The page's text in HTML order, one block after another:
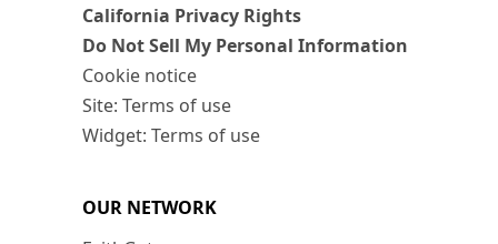
California Privacy Rights
Do Not Sell My Personal Information
Cookie notice
Site: Terms of use
Widget: Terms of use
OUR NETWORK